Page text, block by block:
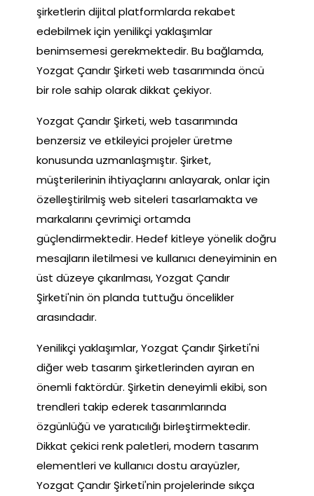
şirketlerin dijital platformlarda rekabet
edebilmek için yenilikçi yaklaşımlar
benimsemesi gerekmektedir. Bu bağlamda,
Yozgat Çandır Şirketi web tasarımında öncü
bir role sahip olarak dikkat çekiyor.
Yozgat Çandır Şirketi, web tasarımında
benzersiz ve etkileyici projeler üretme
konusunda uzmanlaşmıştır. Şirket,
müşterilerinin ihtiyaçlarını anlayarak, onlar için
özelleştirilmiş web siteleri tasarlamakta ve
markalarını çevrimiçi ortamda
güçlendirmektedir. Hedef kitleye yönelik doğru
mesajların iletilmesi ve kullanıcı deneyiminin en
üst düzeye çıkarılması, Yozgat Çandır
Şirketi'nin ön planda tuttuğu öncelikler
arasındadır.
Yenilikçi yaklaşımlar, Yozgat Çandır Şirketi'ni
diğer web tasarım şirketlerinden ayıran en
önemli faktördür. Şirketin deneyimli ekibi, son
trendleri takip ederek tasarımlarında
özgünlüğü ve yaratıcılığı birleştirmektedir.
Dikkat çekici renk paletleri, modern tasarım
elementleri ve kullanıcı dostu arayüzler,
Yozgat Çandır Şirketi'nin projelerinde sıkça